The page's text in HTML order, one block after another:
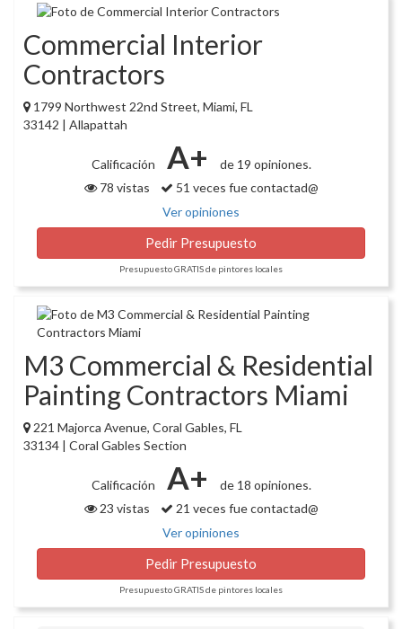
Commercial Interior
Contractors
1799 Northwest 22nd Street, Miami, FL
33142 | Allapattah
Calificación A+
de 19 opiniones.
78 vistas
51 veces fue contactad@
Ver opiniones
Pedir Presupuesto
Presupuesto GRATIS de pintores locales
M3 Commercial & Residential
Painting Contractors Miami
221 Majorca Avenue, Coral Gables, FL
33134 | Coral Gables Section
Calificación A+
de 18 opiniones.
23 vistas
21 veces fue contactad@
Ver opiniones
Pedir Presupuesto
Presupuesto GRATIS de pintores locales